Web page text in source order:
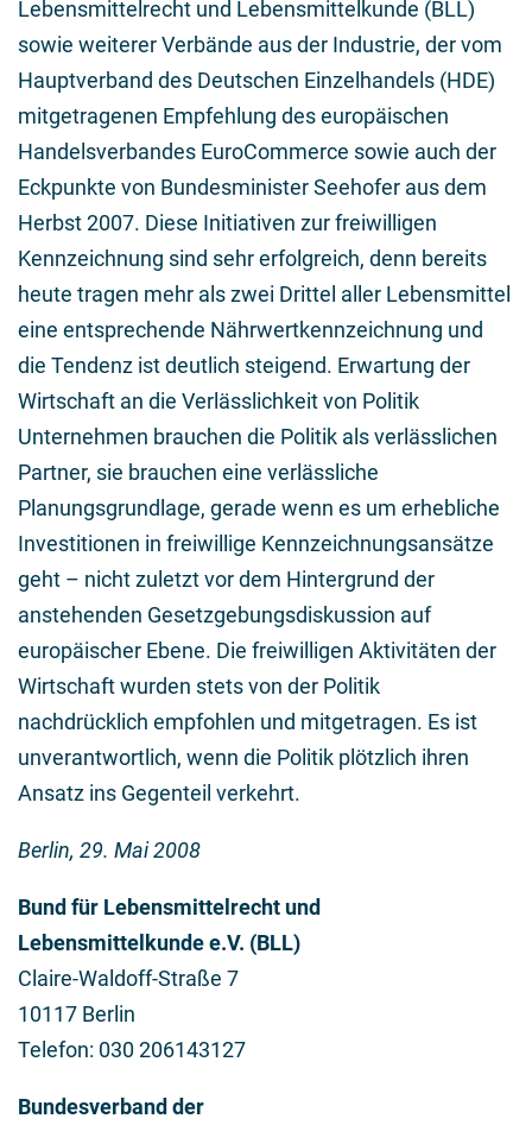
Lebensmittelrecht und Lebensmittelkunde (BLL)
sowie weiterer Verbände aus der Industrie, der vom
Hauptverband des Deutschen Einzelhandels (HDE)
mitgetragenen Empfehlung des europäischen
Handelsverbandes EuroCommerce sowie auch der
Eckpunkte von Bundesminister Seehofer aus dem
Herbst 2007. Diese Initiativen zur freiwilligen
Kennzeichnung sind sehr erfolgreich, denn bereits
heute tragen mehr als zwei Drittel aller Lebensmittel
eine entsprechende Nährwertkennzeichnung und
die Tendenz ist deutlich steigend. Erwartung der
Wirtschaft an die Verlässlichkeit von Politik
Unternehmen brauchen die Politik als verlässlichen
Partner, sie brauchen eine verlässliche
Planungsgrundlage, gerade wenn es um erhebliche
Investitionen in freiwillige Kennzeichnungsansätze
geht – nicht zuletzt vor dem Hintergrund der
anstehenden Gesetzgebungsdiskussion auf
europäischer Ebene. Die freiwilligen Aktivitäten der
Wirtschaft wurden stets von der Politik
nachdrücklich empfohlen und mitgetragen. Es ist
unverantwortlich, wenn die Politik plötzlich ihren
Ansatz ins Gegenteil verkehrt.
Berlin, 29. Mai 2008
Bund für Lebensmittelrecht und
Lebensmittelkunde e.V. (BLL)
Claire-Waldoff-Straße 7
10117 Berlin
Telefon: 030 206143127
Bundesverband der